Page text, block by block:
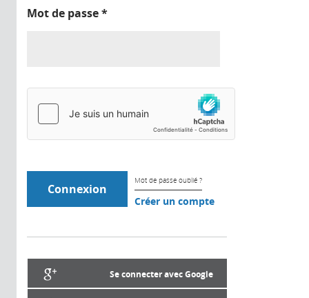
Mot de passe*
Mot de passe oublié ?
Créer un compte
Se connecter avec Google